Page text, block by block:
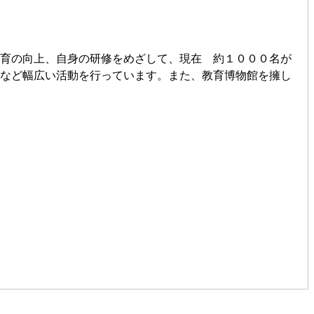
の向上、自身の研修をめざして、現在 約１０００名が
ど幅広い活動を行っています。また、教育博物館を擁し